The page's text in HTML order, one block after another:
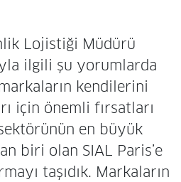
Lojistiği Müdürü
ilgili şu yorumlarda
kendilerini
için önemli fırsatları
sektörünün en büyük
biri olan SIAL Paris’e
taşıdık. Markaların